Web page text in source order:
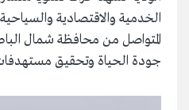
الخدمية والاقتصادية
المتواصل من محافظة شمال
جودة الحياة وتحقيق مستهدفات